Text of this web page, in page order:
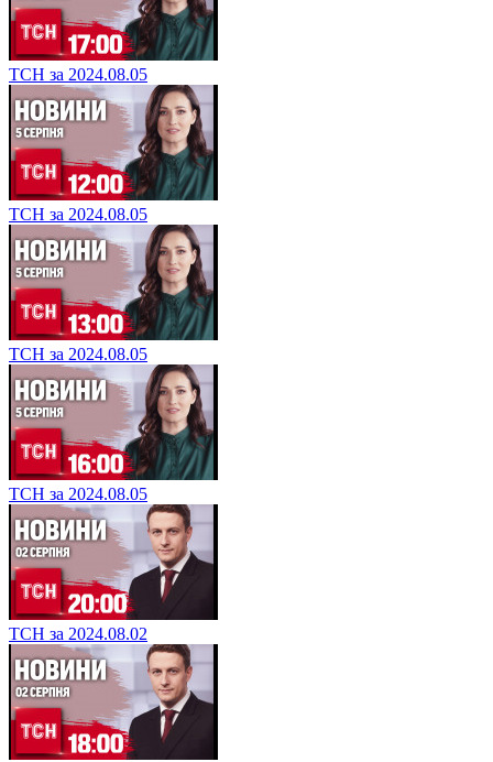
ТСН за 2024.08.05
ТСН за 2024.08.05
ТСН за 2024.08.05
ТСН за 2024.08.05
ТСН за 2024.08.02